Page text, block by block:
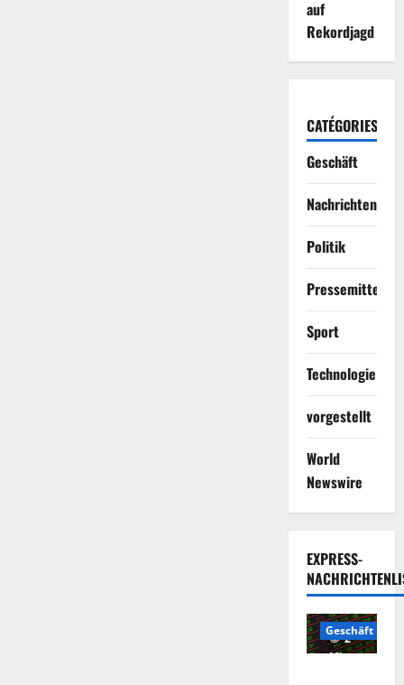
auf
Rekordjagd
CATÉGORIES
Geschäft
Nachrichten
Politik
Sport
Technologie
vorgestellt
World
Newswire
EXPRESS-
2
Minuten
Geschäft